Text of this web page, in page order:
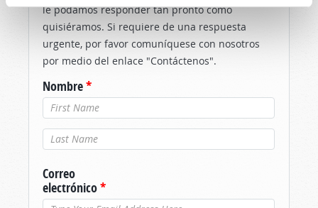
le podamos responder tan pronto como
quisiéramos. Si requiere de una respuesta
urgente, por favor comuníquese con nosotros
por medio del enlace "Contáctenos".
Nombre*
Apellido*
Correo
electrónico*